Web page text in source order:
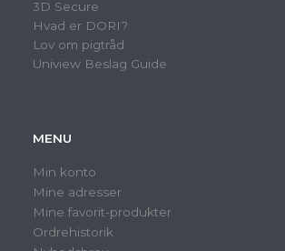
3D Secure
Hvad er DORI?
Lov om pigtråd
Uniview Beslag Guide
MENU
Min konto
Mine adresser
Mine favorit-produkter
Ordrehistorik